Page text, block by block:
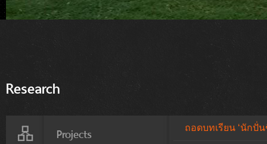
Research
Projects
ถอดบทเรียน ‘นักปั่